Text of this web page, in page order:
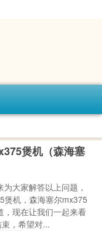
煲机（森海塞
大家解答以上问题，
煲机，森海塞尔mx375
，现在让我们一起来看
，希望对...